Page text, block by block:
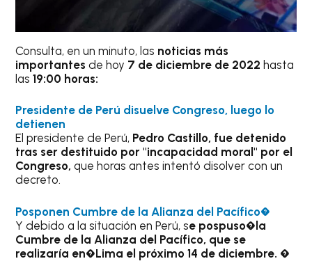
Consulta, en un minuto, las noticias más
importantes de hoy 7 de diciembre de 2022 hasta
las19:00 horas:
Presidente de Perú disuelve Congreso, luego lo
detienen
El presidente de Perú, Pedro Castillo, fue detenido
tras ser destituido por "incapacidad moral" por el
Congreso, que horas antes intentó disolver con un
decreto.
Posponen Cumbre de la Alianza del Pacífico�
Y debido a la situación en Perú, se pospuso�la
Cumbre de la Alianza del Pacífico, que se
realizaría en�Lima el próximo 14 de diciembre. �